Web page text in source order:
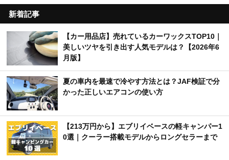
新着記事
【カー用品店】売れているカーワックスTOP10｜
美しいツヤを引き出す人気モデルは？【2026年6
月版】
夏の車内を最速で冷やす方法とは？JAF検証で分
かった正しいエアコンの使い方
【213万円から】エブリイベースの軽キャンパー1
0選｜クーラー搭載モデルからロングセラーまで